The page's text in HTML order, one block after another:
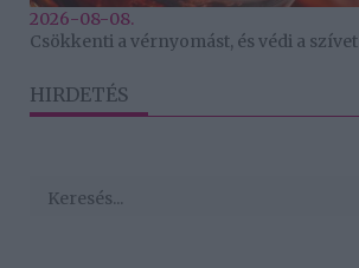
2026-08-08.
Csökkenti a vérnyomást, és védi a szívet
HIRDETÉS